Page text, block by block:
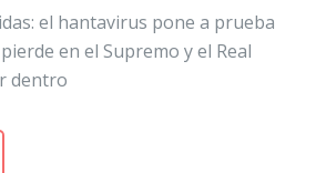
el hantavirus pone a prueba
en el Supremo y el Real
dentro